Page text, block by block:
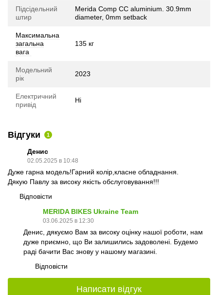
Підсідельний
штир
Merida Comp CC aluminium. 30.9mm
diameter, 0mm setback
Максимальна
загальна
вага
135 кг
Модельний
рік
2023
Електричний
привід
Ні
Відгуки 1
Денис
02.05.2025 в 10:48
Дуже гарна модель!Гарний колір,класне обладнання.
Дякую Павлу за високу якість обслуговування!!!
Відповісти
MERIDA BIKES Ukraine Team
03.06.2025 в 12:30
Денис, дякуємо Вам за високу оцінку нашої роботи, нам
дуже приємно, що Ви залишились задоволені. Будемо
раді бачити Вас знову у нашому магазині.
Відповісти
Написати відгук